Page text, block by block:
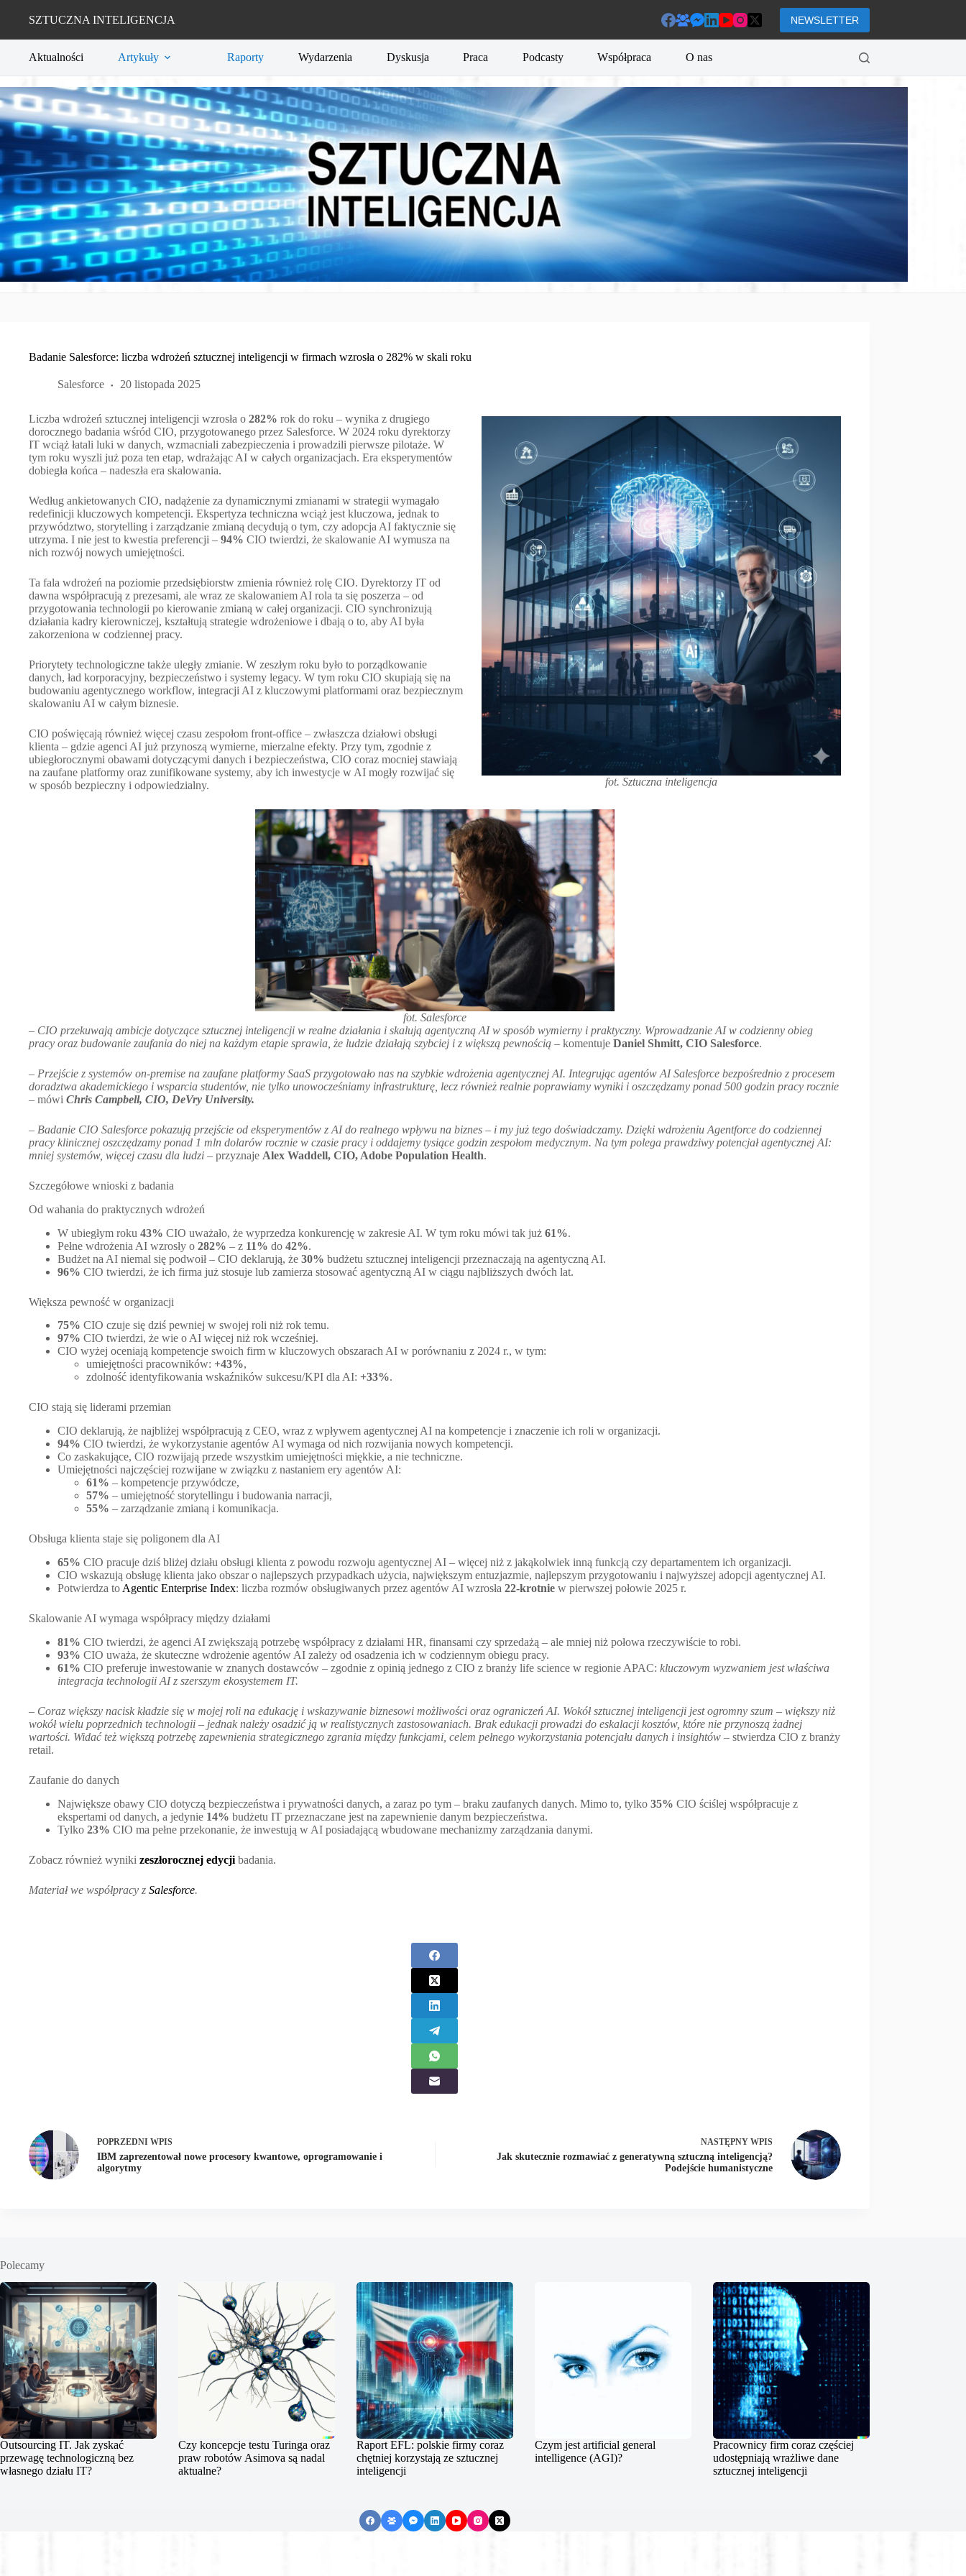
SZTUCZNA INTELIGENCJA NEWSLETTER
Aktualności Artykuły Raporty Wydarzenia Dyskusja Praca Podcasty Współpraca O nas
Badanie Salesforce: liczba wdrożeń sztucznej inteligencji w firmach wzrosła o 282% w skali roku
Salesforce 20 listopada 2025
fot. Sztuczna inteligencja
Liczba wdrożeń sztucznej inteligencji wzrosła o 282% rok do roku – wynika z drugiego
dorocznego badania wśród CIO, przygotowanego przez Salesforce. W 2024 roku dyrektorzy
IT wciąż łatali luki w danych, wzmacniali zabezpieczenia i prowadzili pierwsze pilotaże. W
tym roku wyszli już poza ten etap, wdrażając AI w całych organizacjach. Era eksperymentów
dobiegła końca – nadeszła era skalowania.
Według ankietowanych CIO, nadążenie za dynamicznymi zmianami w strategii wymagało
redefinicji kluczowych kompetencji. Ekspertyza techniczna wciąż jest kluczowa, jednak to
przywództwo, storytelling i zarządzanie zmianą decydują o tym, czy adopcja AI faktycznie się
utrzyma. I nie jest to kwestia preferencji – 94% CIO twierdzi, że skalowanie AI wymusza na
nich rozwój nowych umiejętności.
Ta fala wdrożeń na poziomie przedsiębiorstw zmienia również rolę CIO. Dyrektorzy IT od
dawna współpracują z prezesami, ale wraz ze skalowaniem AI rola ta się poszerza – od
przygotowania technologii po kierowanie zmianą w całej organizacji. CIO synchronizują
działania kadry kierowniczej, kształtują strategie wdrożeniowe i dbają o to, aby AI była
zakorzeniona w codziennej pracy.
Priorytety technologiczne także uległy zmianie. W zeszłym roku było to porządkowanie
danych, ład korporacyjny, bezpieczeństwo i systemy legacy. W tym roku CIO skupiają się na
budowaniu agentycznego workflow, integracji AI z kluczowymi platformami oraz bezpiecznym
skalowaniu AI w całym biznesie.
CIO poświęcają również więcej czasu zespołom front-office – zwłaszcza działowi obsługi
klienta – gdzie agenci AI już przynoszą wymierne, mierzalne efekty. Przy tym, zgodnie z
ubiegłorocznymi obawami dotyczącymi danych i bezpieczeństwa, CIO coraz mocniej stawiają
na zaufane platformy oraz zunifikowane systemy, aby ich inwestycje w AI mogły rozwijać się
w sposób bezpieczny i odpowiedzialny.
fot. Salesforce
– CIO przekuwają ambicje dotyczące sztucznej inteligencji w realne działania i skalują agentyczną AI w sposób wymierny i praktyczny. Wprowadzanie AI w codzienny obieg
pracy oraz budowanie zaufania do niej na każdym etapie sprawia, że ludzie działają szybciej i z większą pewnością – komentuje Daniel Shmitt, CIO Salesforce.
– Przejście z systemów on-premise na zaufane platformy SaaS przygotowało nas na szybkie wdrożenia agentycznej AI. Integrując agentów AI Salesforce bezpośrednio z procesem
doradztwa akademickiego i wsparcia studentów, nie tylko unowocześniamy infrastrukturę, lecz również realnie poprawiamy wyniki i oszczędzamy ponad 500 godzin pracy rocznie
– mówi Chris Campbell, CIO, DeVry University.
– Badanie CIO Salesforce pokazują przejście od eksperymentów z AI do realnego wpływu na biznes – i my już tego doświadczamy. Dzięki wdrożeniu Agentforce do codziennej
pracy klinicznej oszczędzamy ponad 1 mln dolarów rocznie w czasie pracy i oddajemy tysiące godzin zespołom medycznym. Na tym polega prawdziwy potencjał agentycznej AI:
mniej systemów, więcej czasu dla ludzi – przyznaje Alex Waddell, CIO, Adobe Population Health.
Szczegółowe wnioski z badania
Od wahania do praktycznych wdrożeń
W ubiegłym roku 43% CIO uważało, że wyprzedza konkurencję w zakresie AI. W tym roku mówi tak już 61%.
Pełne wdrożenia AI wzrosły o 282% – z 11% do 42%.
Budżet na AI niemal się podwoił – CIO deklarują, że 30% budżetu sztucznej inteligencji przeznaczają na agentyczną AI.
96% CIO twierdzi, że ich firma już stosuje lub zamierza stosować agentyczną AI w ciągu najbliższych dwóch lat.
Większa pewność w organizacji
75% CIO czuje się dziś pewniej w swojej roli niż rok temu.
97% CIO twierdzi, że wie o AI więcej niż rok wcześniej.
CIO wyżej oceniają kompetencje swoich firm w kluczowych obszarach AI w porównaniu z 2024 r., w tym:
umiejętności pracowników: +43%,
zdolność identyfikowania wskaźników sukcesu/KPI dla AI: +33%.
CIO stają się liderami przemian
CIO deklarują, że najbliżej współpracują z CEO, wraz z wpływem agentycznej AI na kompetencje i znaczenie ich roli w organizacji.
94% CIO twierdzi, że wykorzystanie agentów AI wymaga od nich rozwijania nowych kompetencji.
Co zaskakujące, CIO rozwijają przede wszystkim umiejętności miękkie, a nie techniczne.
Umiejętności najczęściej rozwijane w związku z nastaniem ery agentów AI:
61% – kompetencje przywódcze,
57% – umiejętność storytellingu i budowania narracji,
55% – zarządzanie zmianą i komunikacja.
Obsługa klienta staje się poligonem dla AI
65% CIO pracuje dziś bliżej działu obsługi klienta z powodu rozwoju agentycznej AI – więcej niż z jakąkolwiek inną funkcją czy departamentem ich organizacji.
CIO wskazują obsługę klienta jako obszar o najlepszych przypadkach użycia, największym entuzjazmie, najlepszym przygotowaniu i najwyższej adopcji agentycznej AI.
Potwierdza to Agentic Enterprise Index: liczba rozmów obsługiwanych przez agentów AI wzrosła 22-krotnie w pierwszej połowie 2025 r.
Skalowanie AI wymaga współpracy między działami
81% CIO twierdzi, że agenci AI zwiększają potrzebę współpracy z działami HR, finansami czy sprzedażą – ale mniej niż połowa rzeczywiście to robi.
93% CIO uważa, że skuteczne wdrożenie agentów AI zależy od osadzenia ich w codziennym obiegu pracy.
61% CIO preferuje inwestowanie w znanych dostawców – zgodnie z opinią jednego z CIO z branży life science w regionie APAC: kluczowym wyzwaniem jest właściwa
integracja technologii AI z szerszym ekosystemem IT.
– Coraz większy nacisk kładzie się w mojej roli na edukację i wskazywanie biznesowi możliwości oraz ograniczeń AI. Wokół sztucznej inteligencji jest ogromny szum – większy niż
wokół wielu poprzednich technologii – jednak należy osadzić ją w realistycznych zastosowaniach. Brak edukacji prowadzi do eskalacji kosztów, które nie przynoszą żadnej
wartości. Widać też większą potrzebę zapewnienia strategicznego zgrania między funkcjami, celem pełnego wykorzystania potencjału danych i insightów – stwierdza CIO z branży
retail.
Zaufanie do danych
Największe obawy CIO dotyczą bezpieczeństwa i prywatności danych, a zaraz po tym – braku zaufanych danych. Mimo to, tylko 35% CIO ściślej współpracuje z
ekspertami od danych, a jedynie 14% budżetu IT przeznaczane jest na zapewnienie danym bezpieczeństwa.
Tylko 23% CIO ma pełne przekonanie, że inwestują w AI posiadającą wbudowane mechanizmy zarządzania danymi.
Zobacz również wyniki zeszłorocznej edycji badania.
Materiał we współpracy z Salesforce.
POPRZEDNI WPIS
IBM zaprezentował nowe procesory kwantowe, oprogramowanie i
algorytmy
NASTĘPNY WPIS
Jak skutecznie rozmawiać z generatywną sztuczną inteligencją?
Podejście humanistyczne
Polecamy
Outsourcing IT. Jak zyskać
przewagę technologiczną bez
własnego działu IT?
Czy koncepcje testu Turinga oraz
praw robotów Asimova są nadal
aktualne?
Raport EFL: polskie firmy coraz
chętniej korzystają ze sztucznej
inteligencji
Czym jest artificial general
intelligence (AGI)?
Pracownicy firm coraz częściej
udostępniają wrażliwe dane
sztucznej inteligencji